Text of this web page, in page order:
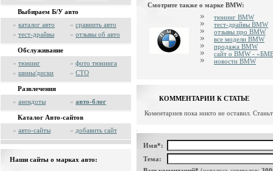
Выбираем Б/У авто
» каталог авто » сравнить авто
» тест-драйвы » отзывы об авто
Обслуживание
» тюнинг » фото тюнинга
» шины/диски » СТО
Развлечения
» анекдоты » авто-блог
Каталог Авто-сайтов
» авто-сайты » добавить сайт
Наши сайты о марках авто:
Смотрите также о марке BMW:
тюнинг BMW
тест-драйвы BMW
отзывы про BMW
все модели BMW
продажа BMW
сайт о BMW -
новости BMW
КОММЕНТАРИИ К СТАТЬЕ
Коментариев пока никто не оставил.
Имя*:
Тема: